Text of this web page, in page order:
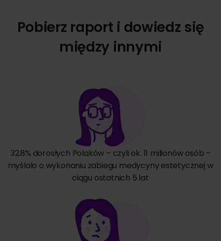
Pobierz raport i dowiedz się
między innymi
32,8% dorosłych Polaków – czyli ok. 11 milionów osób –
myślało o wykonaniu zabiegu medycyny estetycznej w
ciągu ostatnich 5 lat